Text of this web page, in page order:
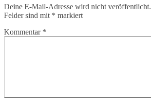
Deine E-Mail-Adresse wird nicht veröffentlicht.
Felder sind mit * markiert
Kommentar *